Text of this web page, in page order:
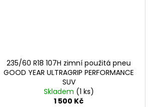
235/60 R18 107H zimní použitá pneu
GOOD YEAR ULTRAGRIP PERFORMANCE
SUV
Skladem (1 ks)
1 500 Kč